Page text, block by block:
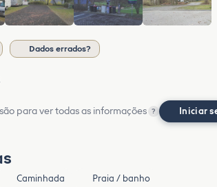
Dados errados?
para ver todas as informações ? Iniciar
Caminhada Praia / banho